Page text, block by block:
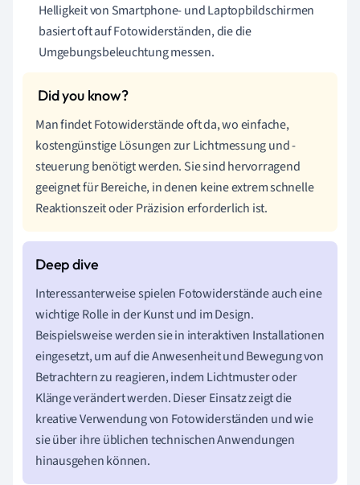
Helligkeit von Smartphone- und Laptopbildschirmen
basiert oft auf Fotowiderständen, die die
Umgebungsbeleuchtung messen.
Man findet Fotowiderstände oft da, wo einfache,
kostengünstige Lösungen zur Lichtmessung und -
steuerung benötigt werden. Sie sind hervorragend
geeignet für Bereiche, in denen keine extrem schnelle
Reaktionszeit oder Präzision erforderlich ist.
Interessanterweise spielen Fotowiderstände auch eine
wichtige Rolle in der Kunst und im Design.
Beispielsweise werden sie in interaktiven Installationen
eingesetzt, um auf die Anwesenheit und Bewegung von
Betrachtern zu reagieren, indem Lichtmuster oder
Klänge verändert werden. Dieser Einsatz zeigt die
kreative Verwendung von Fotowiderständen und wie
sie über ihre üblichen technischen Anwendungen
hinausgehen können.